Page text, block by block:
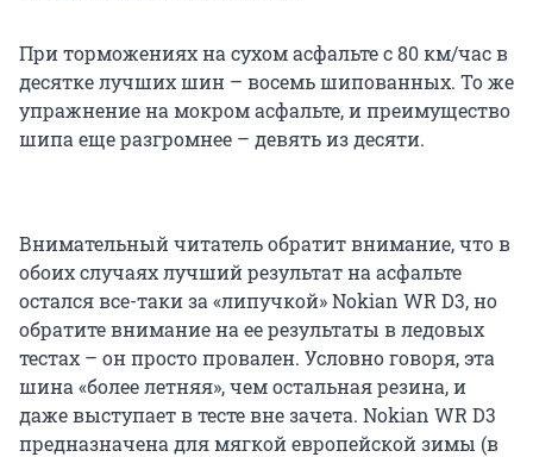
При торможениях на сухом асфальте с 80 км/час в
десятке лучших шин – восемь шипованных. То же
упражнение на мокром асфальте, и преимущество
шипа еще разгромнее – девять из десяти.
Внимательный читатель обратит внимание, что в
обоих случаях лучший результат на асфальте
остался все-таки за «липучкой» Nokian WR D3, но
обратите внимание на ее результаты в ледовых
тестах – он просто провален. Условно говоря, эта
шина «более летняя», чем остальная резина, и
даже выступает в тесте вне зачета. Nokian WR D3
предназначена для мягкой европейской зимы (в